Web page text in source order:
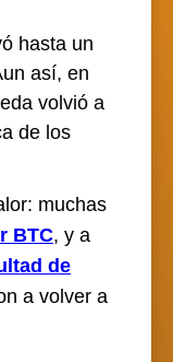
hasta un
así, en
volvió a
de los
muchas
BTC, y a
de
a volver a